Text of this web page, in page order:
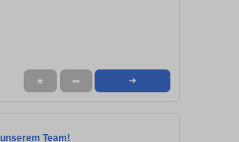
★ ➦ ➜
Team!